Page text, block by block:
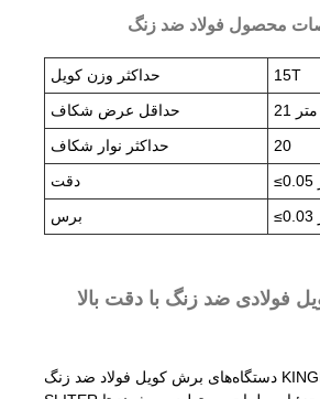
محصول فولاد ضد زنگ
حداکثر وزن کویل
15T
حداقل عرض شکاف
متر
حداکثر نوار شکاف
20
دقت
برس
فولادی ضد زنگ با دقت بالا
دستگاه‌های برش کویل فولاد ضد زنگ KINGREAL STEEL